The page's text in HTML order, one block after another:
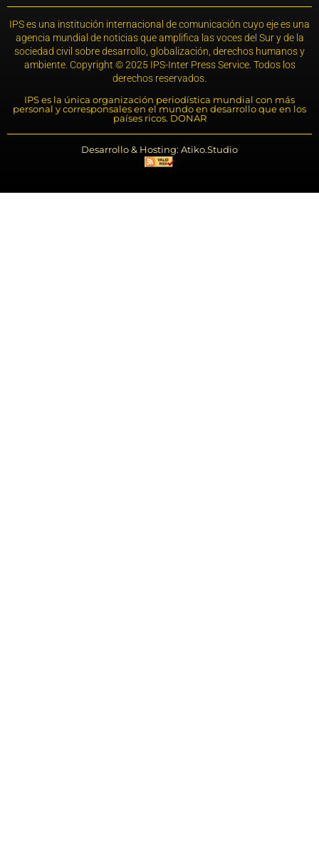
IPS es una institución internacional de comunicación cuyo eje es una
agencia mundial de noticias que amplifica las voces del Sur y de la
sociedad civil sobre desarrollo, globalización, derechos humanos y
ambiente. Copyright © 2025 IPS-Inter Press Service. Todos los
derechos reservados.
IPS es la única organización periodística mundial con más
personal y corresponsales en el mundo en desarrollo que en los
países ricos. DONAR
Desarrollo & Hosting: Atiko.Studio